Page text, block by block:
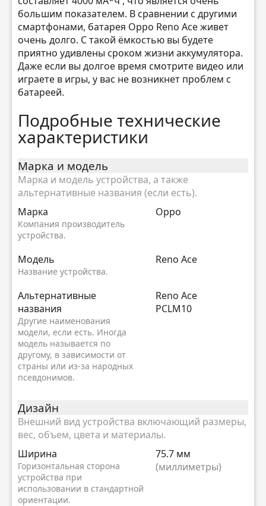
большим показателем. В сравнении с другими
смартфонами, батарея Oppo Reno Ace живет
очень долго. С такой ёмкостью вы будете
приятно удивлены сроком жизни аккумулятора.
Даже если вы долгое время смотрите видео или
играете в игры, у вас не возникнет проблем с
батареей.
Подробные технические
характеристики
Марка и модель
Марка и модель устройства, а также
альтернативные названия (если есть).
Марка
Компания производитель
устройства.
Oppo
Модель
Название устройства.
Reno Ace
Альтернативные
названия
Другие наименования
модели, если есть. Иногда
модель называется по
другому, в зависимости от
страны или из-за народных
псевдонимов.
Reno Ace
PCLM10
Дизайн
Внешний вид устройства включающий размеры,
вес, объем, цвета и материалы.
Ширина
Горизонтальная сторона
устройства при
использовании в стандартной
ориентации.
75.7 мм
(миллиметры)